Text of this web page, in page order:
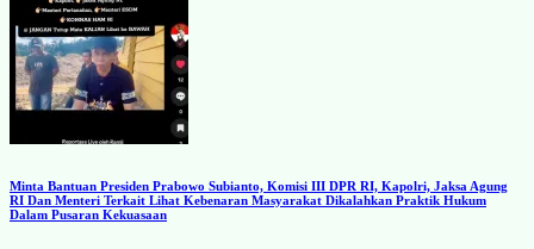
Minta Bantuan Presiden Prabowo Subianto, Komisi III DPR RI, Kapolri, Jaksa Agung
RI Dan Menteri Terkait Lihat Kebenaran Masyarakat Dikalahkan Praktik Hukum
Dalam Pusaran Kekuasaan